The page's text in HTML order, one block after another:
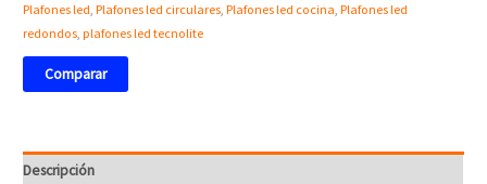
Plafones led,Plafones led circulares,Plafones led cocina,Plafones led
redondos,plafones led tecnolite
Comparar
Descripción